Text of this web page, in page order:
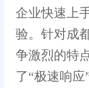
企业快速上
验。针对成
争激烈的特
了“极速响